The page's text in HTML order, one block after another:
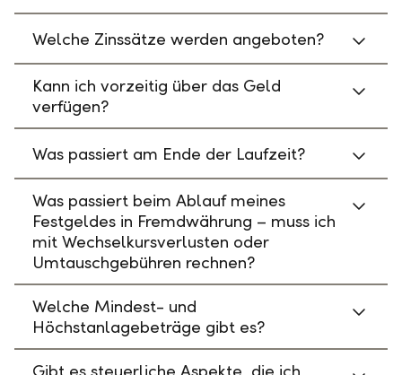
Welche Zinssätze werden angeboten?
Kann ich vorzeitig über das Geld
verfügen?
Was passiert am Ende der Laufzeit?
Was passiert beim Ablauf meines
Festgeldes in Fremdwährung – muss ich
mit Wechselkursverlusten oder
Umtauschgebühren rechnen?
Welche Mindest- und
Höchstanlagebeträge gibt es?